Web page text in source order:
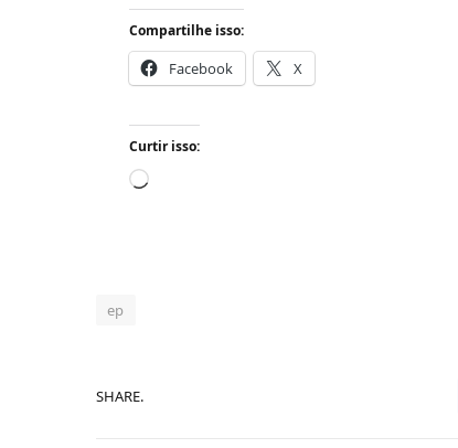
Compartilhe isso:
Facebook X
Curtir isso:
Carregando...
ep
SHARE.